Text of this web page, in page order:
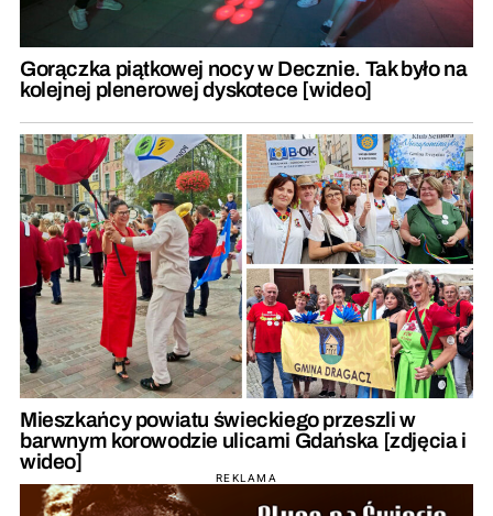
Gorączka piątkowej nocy w Decznie. Tak było na
kolejnej plenerowej dyskotece [wideo]
Mieszkańcy powiatu świeckiego przeszli w
barwnym korowodzie ulicami Gdańska [zdjęcia i
wideo]
REKLAMA